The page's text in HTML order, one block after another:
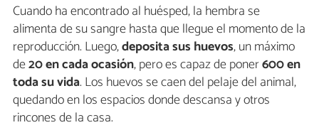
Cuando ha encontrado al huésped, la hembra se
alimenta de su sangre hasta que llegue el momento de la
reproducción. Luego,deposita sus huevos, un máximo
de20 en cada ocasión, pero es capaz de poner600 en
toda su vida. Los huevos se caen del pelaje del animal,
quedando en los espacios donde descansa y otros
rincones de la casa.